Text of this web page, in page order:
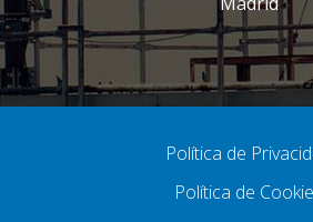
Política de
Política de